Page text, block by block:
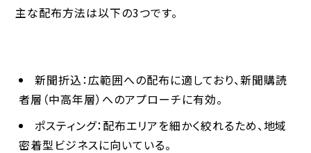
主な配布方法は以下の3つです。
新聞折込：広範囲への配布に適しており、新聞購読
者層（中高年層）へのアプローチに有効。
ポスティング：配布エリアを細かく絞れるため、地域
密着型ビジネスに向いている。